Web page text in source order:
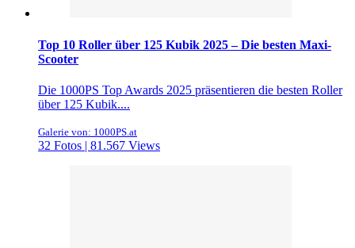
Top 10 Roller über 125 Kubik 2025 – Die besten Maxi-
Scooter
Die 1000PS Top Awards 2025 präsentieren die besten Roller
über 125 Kubik....
Galerie von: 1000PS.at
32 Fotos | 81.567 Views